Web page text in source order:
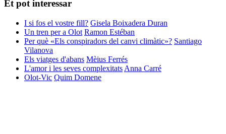
Et pot interessar
I si fos el vostre fill? Gisela Boixadera Duran
Un tren per a Olot Ramon Estéban
Per què «Els conspiradors del canvi climàtic»? Santiago
Vilanova
Els viatges d'abans Mèius Ferrés
L'amor i les seves complexitats Anna Carré
Olot-Vic Quim Domene